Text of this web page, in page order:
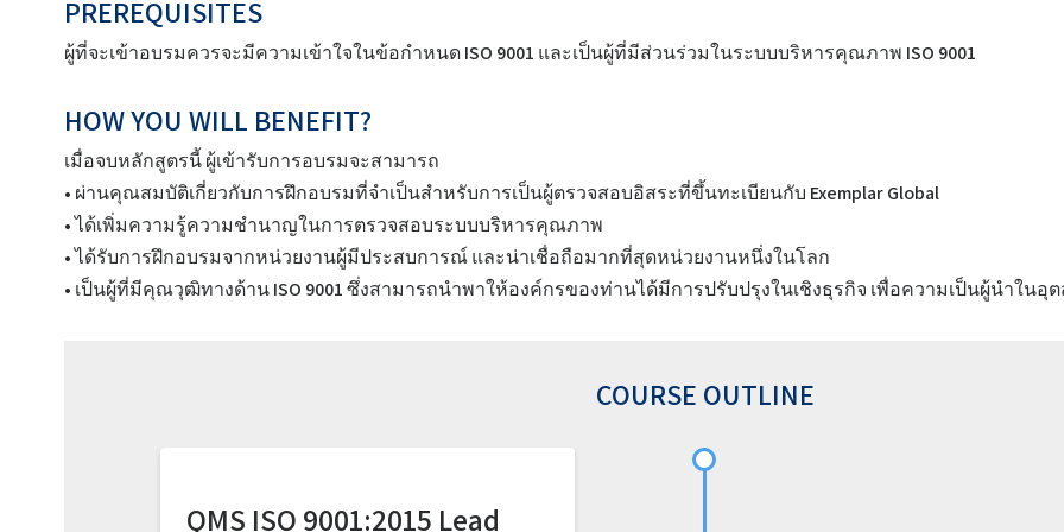
PREREQUISITES
ผู้ที่จะเข้าอบรมควรจะมีความเข้าใจในข้อกำหนด ISO 9001 และเป็นผู้ที่มีส่วนร่วมในระบบบริหารคุณภาพ ISO 9001
HOW YOU WILL BENEFIT?
เมื่อจบหลักสูตรนี้ ผู้เข้ารับการอบรมจะสามารถ
• ผ่านคุณสมบัติเกี่ยวกับการฝึกอบรมที่จำเป็นสำหรับการเป็นผู้ตรวจสอบอิสระที่ขึ้นทะเบียนกับ Exemplar Global
• ได้เพิ่มความรู้ความชำนาญในการตรวจสอบระบบบริหารคุณภาพ
• ได้รับการฝึกอบรมจากหน่วยงานผู้มีประสบการณ์ และน่าเชื่อถือมากที่สุดหน่วยงานหนึ่งในโลก
• เป็นผู้ที่มีคุณวุฒิทางด้าน ISO 9001 ซึ่งสามารถนำพาให้องค์กรของท่านได้มีการปรับปรุงในเชิงธุรกิจ เพื่อความเป็นผู้นำในอุ
COURSE OUTLINE
QMS ISO 9001:2015 Lead